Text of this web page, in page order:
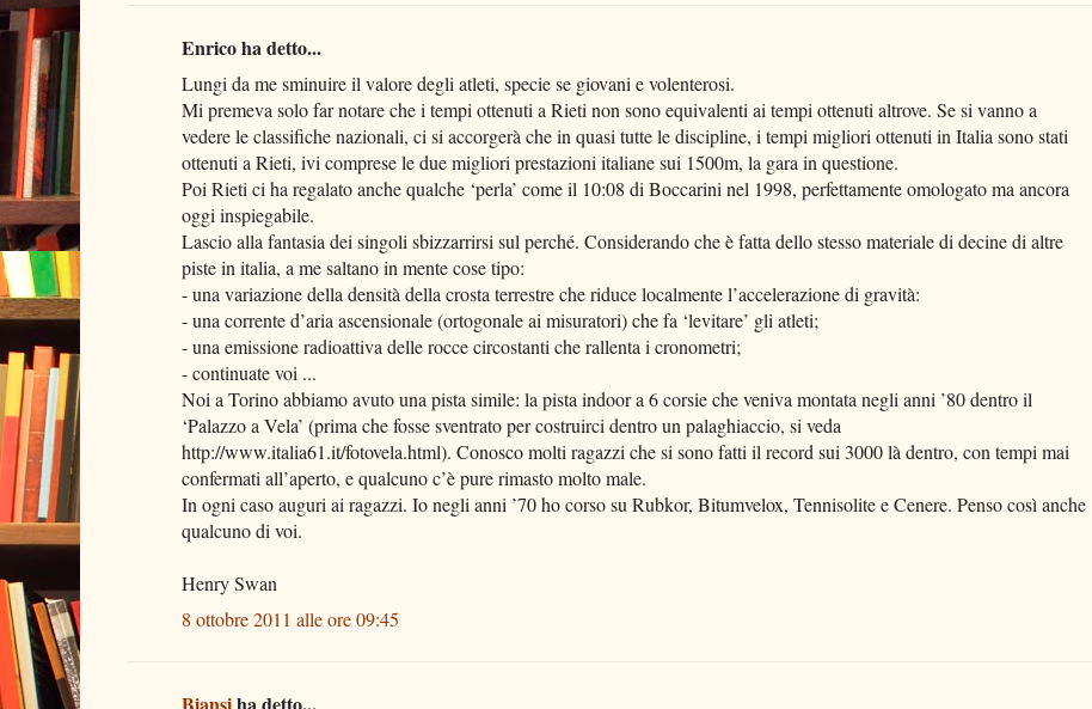
Enrico ha detto...
Lungi da me sminuire il valore degli atleti, specie se giovani e volenterosi.
Mi premeva solo far notare che i tempi ottenuti a Rieti non sono equivalenti ai tempi ottenuti altrove. Se si vanno a
vedere le classifiche nazionali, ci si accorgerà che in quasi tutte le discipline, i tempi migliori ottenuti in Italia sono stati
ottenuti a Rieti, ivi comprese le due migliori prestazioni italiane sui 1500m, la gara in questione.
Poi Rieti ci ha regalato anche qualche ‘perla’ come il 10:08 di Boccarini nel 1998, perfettamente omologato ma ancora
oggi inspiegabile.
Lascio alla fantasia dei singoli sbizzarrirsi sul perché. Considerando che è fatta dello stesso materiale di decine di altre
piste in italia, a me saltano in mente cose tipo:
- una variazione della densità della crosta terrestre che riduce localmente l’accelerazione di gravità:
- una corrente d’aria ascensionale (ortogonale ai misuratori) che fa ‘levitare’ gli atleti;
- una emissione radioattiva delle rocce circostanti che rallenta i cronometri;
- continuate voi ...
Noi a Torino abbiamo avuto una pista simile: la pista indoor a 6 corsie che veniva montata negli anni ’80 dentro il
‘Palazzo a Vela’ (prima che fosse sventrato per costruirci dentro un palaghiaccio, si veda
http://www.italia61.it/fotovela.html). Conosco molti ragazzi che si sono fatti il record sui 3000 là dentro, con tempi mai
confermati all’aperto, e qualcuno c’è pure rimasto molto male.
In ogni caso auguri ai ragazzi. Io negli anni ’70 ho corso su Rubkor, Bitumvelox, Tennisolite e Cenere. Penso così anche
qualcuno di voi.
Henry Swan
8 ottobre 2011 alle ore 09:45
Biansiha detto...